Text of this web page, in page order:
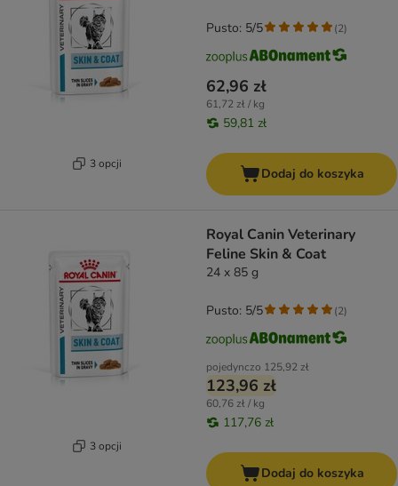
3 opcji
62,96 zł
61,72 zł / kg
59,81 zł
Pusto: 5/5 (2)
Dodaj do koszyka
3 opcji
Royal Canin Veterinary
Feline Skin & Coat
24 x 85 g
pojedynczo 125,92 zł
123,96 zł
60,76 zł / kg
117,76 zł
Pusto: 5/5 (2)
Dodaj do koszyka